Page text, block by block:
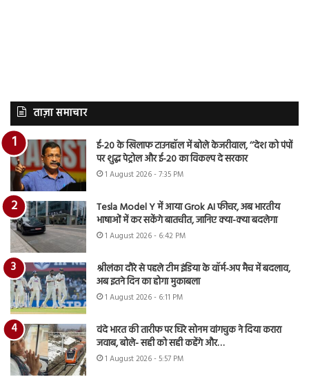
ताज़ा समाचार
ई-20 के खिलाफ टाउनहॉल में बोले केजरीवाल, ‘‘देश को पंपों
पर शुद्ध पेट्रोल और ई-20 का विकल्प दे सरकार
1 August 2026 - 7:35 PM
Tesla Model Y में आया Grok AI फीचर, अब भारतीय
भाषाओं में कर सकेंगे बातचीत, जानिए क्या-क्या बदलेगा
1 August 2026 - 6:42 PM
श्रीलंका दौरे से पहले टीम इंडिया के वॉर्म-अप मैच में बदलाव,
अब इतने दिन का होगा मुकाबला
1 August 2026 - 6:11 PM
वंदे भारत की तारीफ पर घिरे सोनम वांगचुक ने दिया करारा
जवाब, बोले- सही को सही कहेंगे और…
1 August 2026 - 5:57 PM